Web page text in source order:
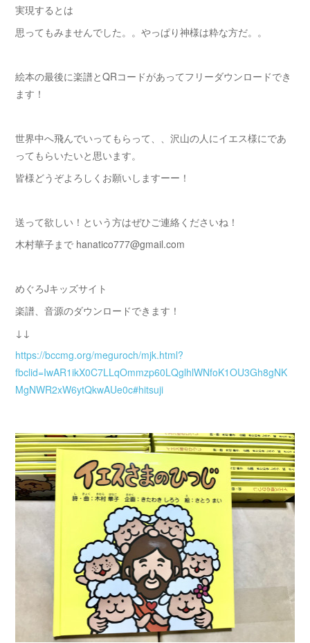
実現するとは
思ってもみませんでした。。やっぱり神様は粋な方だ。。
絵本の最後に楽譜とQRコードがあってフリーダウンロードでき
ます！
世界中へ飛んでいってもらって、、沢山の人にイエス様にであ
ってもらいたいと思います。
皆様どうぞよろしくお願いしますーー！
送って欲しい！という方はぜひご連絡くださいね！
木村華子まで hanatico777@gmail.com
めぐろJキッズサイト
楽譜、音源のダウンロードできます！
↓↓
https://bccmg.org/meguroch/mjk.html?
fbclid=IwAR1ikX0C7LLqOmmzp60LQglhlWNfoK1OU3Gh8gNK
MgNWR2xW6ytQkwAUe0c#hitsuji